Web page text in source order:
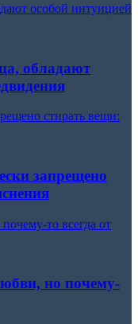
особой интуицией
обладают
стирать вещи:
запрещено
то всегда от
но почему-